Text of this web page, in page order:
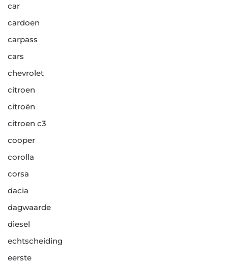
car
cardoen
carpass
cars
chevrolet
citroen
citroën
citroen c3
cooper
corolla
corsa
dacia
dagwaarde
diesel
echtscheiding
eerste